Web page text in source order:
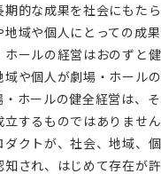
期的な成果を社会にもた
地域や個人にとっての成
ールの経営はおのずと
域や個人が劇場・ホール
ホールの健全経営は、
立するものではありませ
ダクトが、社会、地域、
され、はじめて存在が許